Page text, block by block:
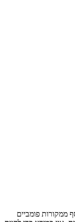
ממקורות פומביים